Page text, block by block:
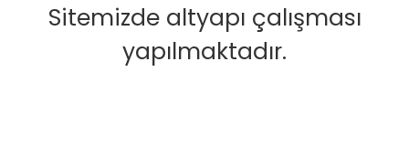
Sitemizde altyapı çalışması
yapılmaktadır.